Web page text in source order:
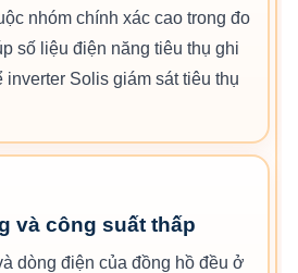
nhóm chính xác cao trong đo
số liệu điện năng tiêu thụ ghi
inverter Solis giám sát tiêu thụ
và công suất thấp
dòng điện của đồng hồ đều ở